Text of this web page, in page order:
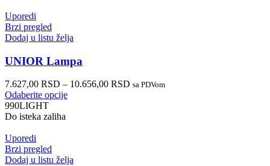
Uporedi
Brzi pregled
Dodaj u listu želja
UNIOR Lampa
7.627,00 RSD – 10.656,00 RSD sa PDVom
Odaberite opcije
990LIGHT
Do isteka zaliha
Uporedi
Brzi pregled
Dodaj u listu želja